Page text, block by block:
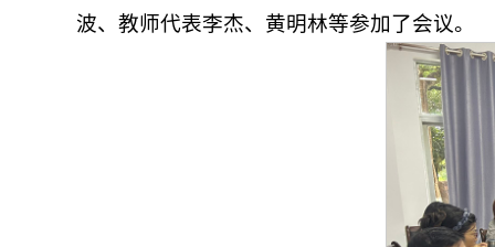
波、教师代表李杰、黄明林等参加了会议。